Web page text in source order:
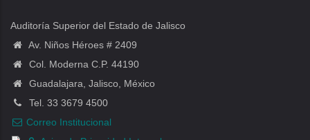
Auditoría Superior del Estado de Jalisco
Av. Niños Héroes # 2409
Col. Moderna C.P. 44190
Guadalajara, Jalisco, México
Tel. 33 3679 4500
Correo Institucional